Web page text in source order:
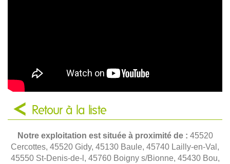
Retour à la liste
Notre exploitation est située à proximité de : 45520
Cercottes, 45520 Gidy, 45130 Baule, 45740 Lailly-en-Val,
45550 St-Denis-de-l, 45760 Boigny s/Bionne, 45430 Bou,